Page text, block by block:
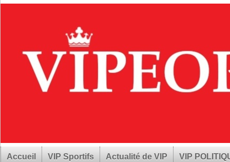
Accueil VIP Sportifs Actualité de VIP VIP